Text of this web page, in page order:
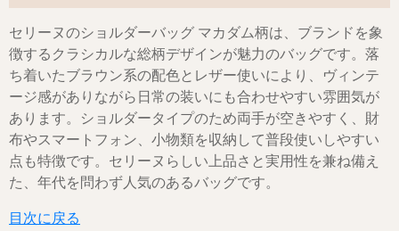
セリーヌのショルダーバッグ マカダム柄は、ブランドを象
徴するクラシカルな総柄デザインが魅力のバッグです。落
ち着いたブラウン系の配色とレザー使いにより、ヴィンテ
ージ感がありながら日常の装いにも合わせやすい雰囲気が
あります。ショルダータイプのため両手が空きやすく、財
布やスマートフォン、小物類を収納して普段使いしやすい
点も特徴です。セリーヌらしい上品さと実用性を兼ね備え
た、年代を問わず人気のあるバッグです。
目次に戻る